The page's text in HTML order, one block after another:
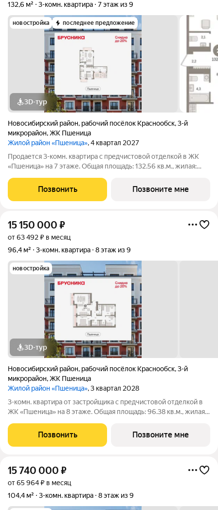
132,6 м²
3-комн. квартира 7 этаж из 9
новостройка последнее предложение
3D-тур
Новосибирский район, рабочий посёлок Краснообск,3-й
микрорайон,ЖК Пшеница
Жилой район «Пшеница», 4 квартал 2027
Продается 3-комн. квартира с предчистовой отделкой в ЖК
«Пшеница» на 7 этаже. Общая площадь: 132.56 кв.м., жилая:
Высота потолков 2.82 м. Квартира с кухней-гостиной и двумя
спальнями в жилом
Позвонить Позвоните мне
15 150 000 ₽
от 63 492 ₽ в месяц
96,4 м²
3-комн. квартира 8 этаж из 9
новостройка
3D-тур
Новосибирский район, рабочий посёлок Краснообск,3-й
микрорайон,ЖК Пшеница
Жилой район «Пшеница», 3 квартал 2028
3-комн. квартира от застройщика с предчистовой отделкой в
ЖК «Пшеница» на 8 этаже. Общая площадь: 96.38 кв.м., жилая:
Высота потолков 2.82 м. Квартира с кухней-гостиной и тремя
спальнями в
Позвонить Позвоните мне
15 740 000 ₽
от 65 964 ₽ в месяц
104,4 м²
3-комн. квартира 8 этаж из 9